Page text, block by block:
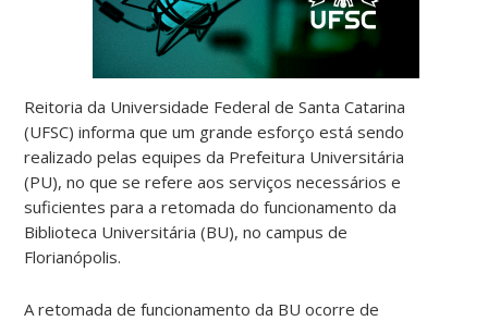
Reitoria da Universidade Federal de Santa Catarina
(UFSC) informa que um grande esforço está sendo
realizado pelas equipes da Prefeitura Universitária
(PU), no que se refere aos serviços necessários e
suficientes para a retomada do funcionamento da
Biblioteca Universitária (BU), no campus de
Florianópolis.
A retomada de funcionamento da BU ocorre de